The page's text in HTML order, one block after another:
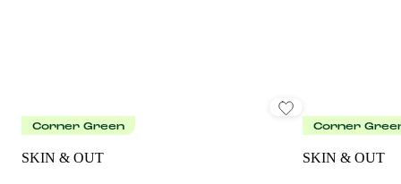
Corner Green
SKIN & OUT
Corner
SKIN & OUT